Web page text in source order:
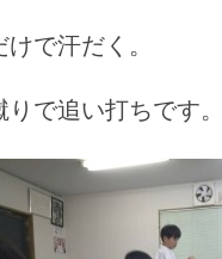
で汗だく。
りで追い打ちです